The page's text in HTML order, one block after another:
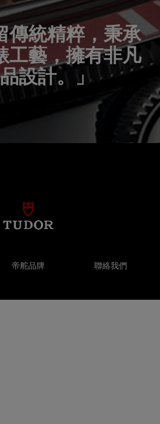
傳統精粹，秉承
工藝，擁有非凡
設計。」
帝舵品牌 聯絡我們